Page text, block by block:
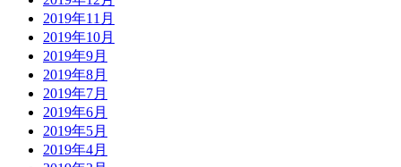
2019年11月
2019年10月
2019年9月
2019年8月
2019年7月
2019年6月
2019年5月
2019年4月